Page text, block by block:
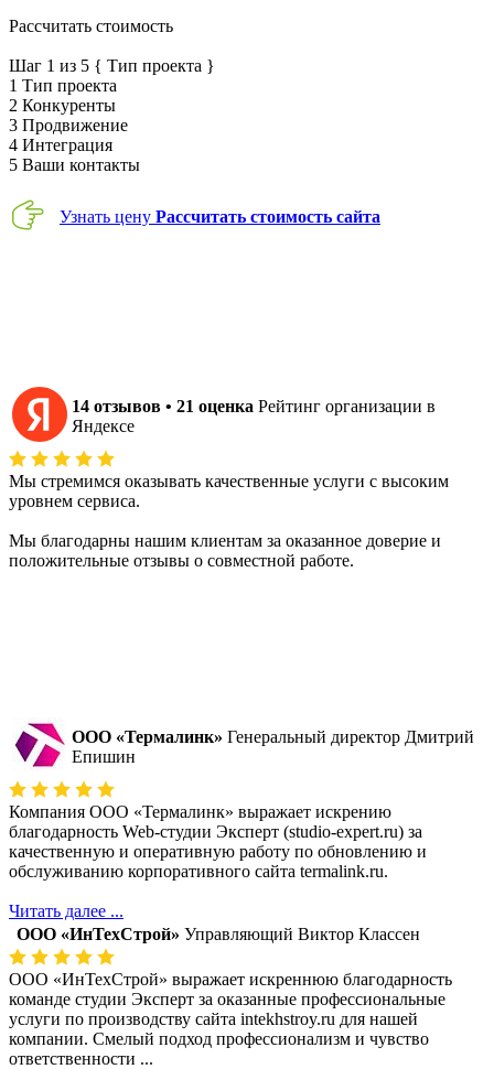
Рассчитать стоимость
Шаг 1 из 5 { Тип проекта }
1 Тип проекта
2 Конкуренты
3 Продвижение
4 Интеграция
5 Ваши контакты
Узнать цену Рассчитать стоимость сайта
14 отзывов • 21 оценка Рейтинг организации в
Яндексе
Мы стремимся оказывать качественные услуги с высоким
уровнем сервиса.
Мы благодарны нашим клиентам за оказанное доверие и
положительные отзывы о совместной работе.
ООО «Термалинк» Генеральный директор Дмитрий
Епишин
Компания ООО «Термалинк» выражает искрению
благодарность Web-студии Эксперт (studio-expert.ru) за
качественную и оперативную работу по обновлению и
обслуживанию корпоративного сайта termalink.ru.
Читать далее ...
ООО «ИнТехСтрой» Управляющий Виктор Классен
ООО «ИнТехСтрой» выражает искреннюю благодарность
команде студии Эксперт за оказанные профессиональные
услуги по производству сайта intekhstroy.ru для нашей
компании. Смелый подход профессионализм и чувство
ответственности ...